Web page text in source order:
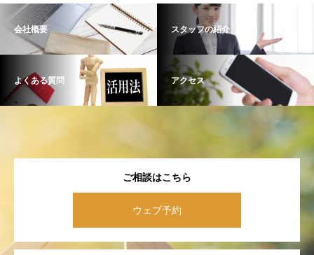
会社概要 スタッフの紹介
よくある質問 アクセス
ご相談はこちら
ウェブ予約